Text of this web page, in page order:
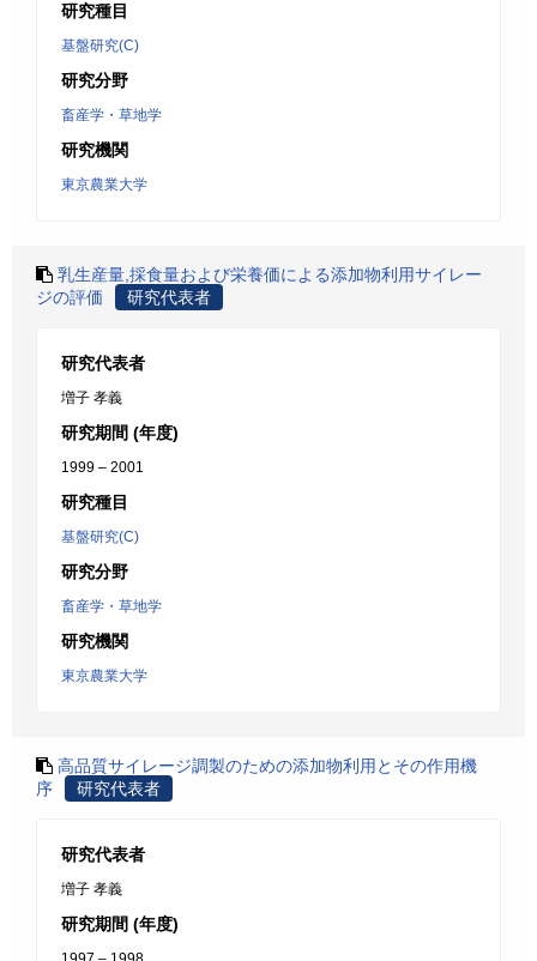
研究種目
基盤研究(C)
研究分野
畜産学・草地学
研究機関
東京農業大学
乳生産量,採食量および栄養価による添加物利用サイレー
ジの評価
研究代表者
研究代表者
増子 孝義
研究期間 (年度)
1999 – 2001
研究種目
基盤研究(C)
研究分野
畜産学・草地学
研究機関
東京農業大学
高品質サイレージ調製のための添加物利用とその作用機
序
研究代表者
研究代表者
増子 孝義
研究期間 (年度)